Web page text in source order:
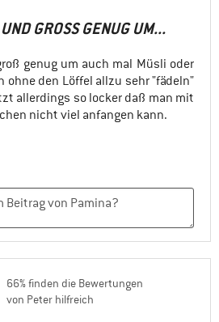
GROSS GENUG UM...
genug um auch mal Müsli oder
ohne den Löffel allzu sehr "fädeln"
allerdings so locker daß man mit
nicht viel anfangen kann.
66% finden die Bewertungen
von Peter hilfreich